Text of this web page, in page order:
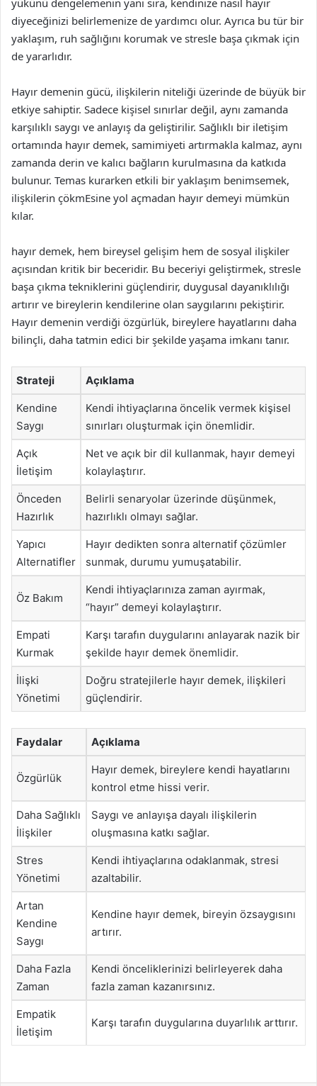
yükünü dengelemenin yanı sıra, kendinize nasıl hayır
diyeceğinizi belirlemenize de yardımcı olur. Ayrıca bu tür bir
yaklaşım, ruh sağlığını korumak ve stresle başa çıkmak için
de yararlıdır.
Hayır demenin gücü, ilişkilerin niteliği üzerinde de büyük bir
etkiye sahiptir. Sadece kişisel sınırlar değil, aynı zamanda
karşılıklı saygı ve anlayış da geliştirilir. Sağlıklı bir iletişim
ortamında hayır demek, samimiyeti artırmakla kalmaz, aynı
zamanda derin ve kalıcı bağların kurulmasına da katkıda
bulunur. Temas kurarken etkili bir yaklaşım benimsemek,
ilişkilerin çökmEsine yol açmadan hayır demeyi mümkün
kılar.
hayır demek, hem bireysel gelişim hem de sosyal ilişkiler
açısından kritik bir beceridir. Bu beceriyi geliştirmek, stresle
başa çıkma tekniklerini güçlendirir, duygusal dayanıklılığı
artırır ve bireylerin kendilerine olan saygılarını pekiştirir.
Hayır demenin verdiği özgürlük, bireylere hayatlarını daha
bilinçli, daha tatmin edici bir şekilde yaşama imkanı tanır.
Strateji Açıklama
Kendine
Saygı
Kendi ihtiyaçlarına öncelik vermek kişisel
sınırları oluşturmak için önemlidir.
Açık
İletişim
Net ve açık bir dil kullanmak, hayır demeyi
kolaylaştırır.
Önceden
Hazırlık
Belirli senaryolar üzerinde düşünmek,
hazırlıklı olmayı sağlar.
Yapıcı
Alternatifler
Hayır dedikten sonra alternatif çözümler
sunmak, durumu yumuşatabilir.
Öz Bakım
Kendi ihtiyaçlarınıza zaman ayırmak,
“hayır” demeyi kolaylaştırır.
Empati
Kurmak
Karşı tarafın duygularını anlayarak nazik bir
şekilde hayır demek önemlidir.
İlişki
Yönetimi
Doğru stratejilerle hayır demek, ilişkileri
güçlendirir.
Faydalar Açıklama
Özgürlük
Hayır demek, bireylere kendi hayatlarını
kontrol etme hissi verir.
Daha Sağlıklı
İlişkiler
Saygı ve anlayışa dayalı ilişkilerin
oluşmasına katkı sağlar.
Stres
Yönetimi
Kendi ihtiyaçlarına odaklanmak, stresi
azaltabilir.
Artan
Kendine
Saygı
Kendine hayır demek, bireyin özsaygısını
artırır.
Daha Fazla
Zaman
Kendi önceliklerinizi belirleyerek daha
fazla zaman kazanırsınız.
Empatik
İletişim
Karşı tarafın duygularına duyarlılık arttırır.